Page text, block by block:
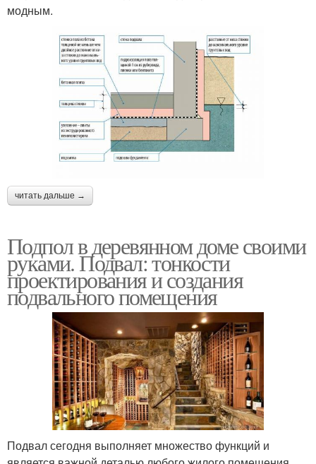
модным.
читать дальше →
Подпол в деревянном доме своими
руками. Подвал: тонкости
проектирования и создания
подвального помещения
Подвал сегодня выполняет множество функций и